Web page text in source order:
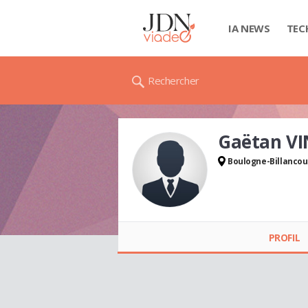
IA NEWS
Rechercher
Gaëtan
Boulogne-
PROFIL